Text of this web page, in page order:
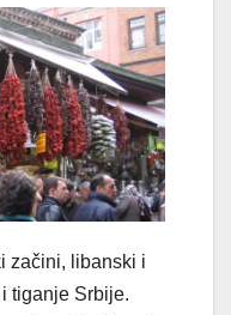
začini, libanski i
tiganje Srbije.